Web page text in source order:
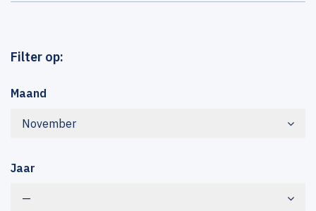
Filter op:
Maand
November
Jaar
—